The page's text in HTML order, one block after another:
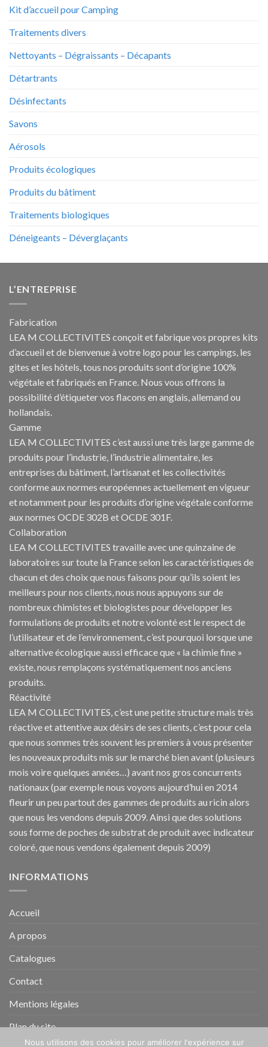
Kit d’accueil pour Camping
Traitements divers
Nettoyants – Dégraissants – Décapants
Détartrants
Désinfectants
Savons
Aérosols
Produits écologiques
Produits du bâtiment
Traitements biologiques
Déneigeants – Déverglaçants
L’ENTREPRISE
Fabrication
LEA M COLLECTIVITES conçoit et fabrique vos propres kits
d’accueil et de bienvenue à votre logo pour les campings , les
gites et les hôtels, tous nos produits sont d’origine 100%
végétale et fabriqués en France. Nous vous offrons la
possibilité d’étiqueter vos flacons en anglais, allemand ou
hollandais.
Gamme
LEA M COLLECTIVITES c’est aussi une très large gamme de
produits pour l’industrie, l’industrie alimentaire, les
entreprises du bâtiment, l’artisanat et les collectivités
conforme aux normes européennes actuellement en vigueur
et notamment pour les produits d’origine végétale conforme
aux normes OCDE 302B et OCDE 301F.
Collaboration
LEA M COLLECTIVITES travaille avec une quinzaine de
laboratoires sur toute la France selon les caractéristiques de
chacun et des choix que nous faisons pour qu’ils soient les
meilleurs pour nos clients, nous nous appuyons sur de
nombreux chimistes et biologistes pour développer les
formulations de produits et notre volonté est le respect de
l’utilisateur et de l’environnement, c’est pourquoi lorsque une
alternative écologique aussi efficace que « la chimie fine »
existe, nous remplaçons systématiquement nos anciens
produits.
Réactivité
LEA M COLLECTIVITES, c’est une petite structure mais très
réactive et attentive aux désirs de ses clients, c’est pour cela
que nous sommes très souvent les premiers à vous présenter
les nouveaux produits mis sur le marché bien avant (plusieurs
mois voire quelques années…) avant nos gros concurrents
nationaux (par exemple nous voyons aujourd’hui en 2014
fleurir un peu partout des gammes de produits au ricin alors
que nous les vendons depuis 2009. Ainsi que des solutions
sous forme de poches de substrat de produit avec indicateur
coloré, que nous vendons également depuis 2009)
INFORMATIONS
Accueil
A propos
Catalogues
Contact
Mentions légales
Plan du site
Nous utilisons des cookies pour améliorer l'expérience sur